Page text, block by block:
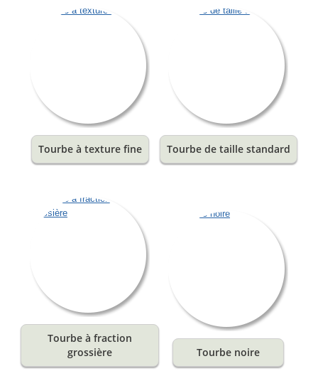
Tourbe à texture fine Tourbe de taille standard
Tourbe à fraction
grossière
Tourbe noire